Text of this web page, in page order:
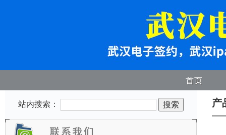
首页
站内搜索： 产